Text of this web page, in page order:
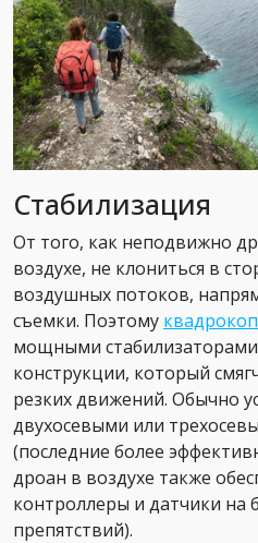
Стабилизация
От того, как неподвижно
воздухе, не клониться в
воздушных потоков,
съемки. Поэтому
мощными
конструкции, который
резких движений. Обычно
двухосевыми или
(последние более
дроан в воздухе также
контроллеры и датчики на
препятствий).